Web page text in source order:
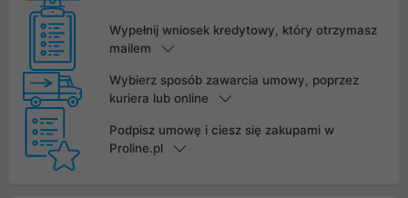
Wypełnij wniosek kredytowy, który otrzymasz
mailem
Wybierz sposób zawarcia umowy, poprzez
kuriera lub online
Podpisz umowę i ciesz się zakupami w
Proline.pl